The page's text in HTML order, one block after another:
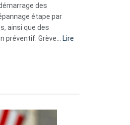
des
étape par
ainsi que des
préventif. Grève… Lire